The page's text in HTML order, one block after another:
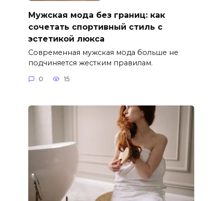
Мужская мода без границ: как
сочетать спортивный стиль с
эстетикой люкса
Современная мужская мода больше не
подчиняется жестким правилам.
0 15